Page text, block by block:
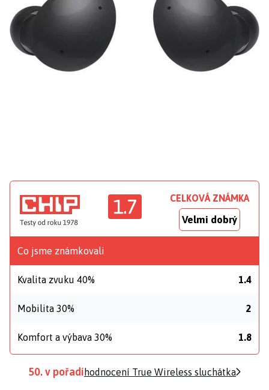
1.7 CELKOVÁ ZNÁMKA
Velmi dobrý
Co jsme známkovali
Kvalita zvuku 40% 1.4
Mobilita 30% 2
Komfort a výbava 30% 1.8
50. v pořadí hodnocení True Wireless sluchátka